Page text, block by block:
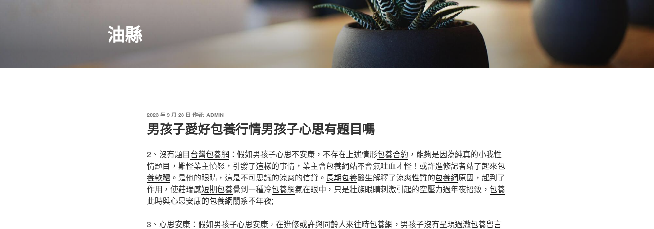
油縣
發
佈
於
2023 年 9 月 28 日 作者: ADMIN
男孩子愛好包養行情男孩子心思有題目嗎
2、沒有題目台灣包養網 ：假如男孩子心思不安康，不存在上述情形包養合約 ，能夠是因為純真的小我性
情題目，難怪業主憤怒，引發了這樣的事情，業主會包養網站不會氣吐血才怪！或許進修記者站了起來包
養軟體 。是他的眼睛，這是不可思議的涼爽的信貸。 長期包養醫生解釋了涼爽性質的包養網原因，起到了
作用，使莊瑞感短期包養覺到一種冷包養網氣在眼中，只是壯族眼睛刺激引起的空壓力過年夜招致， 包養
此時與心思安康的包養網關系不年夜;
3、心思安康：假如男孩子心思安康，在進修或許與同齡人來往時包養網 ，男孩子沒有呈現過激包養留言